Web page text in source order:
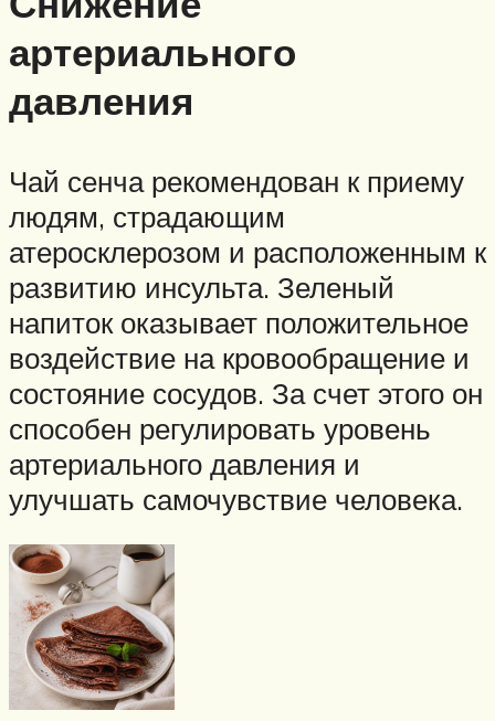
артериального
давления
Чай сенча рекомендован к приему
людям, страдающим
атеросклерозом и расположенным к
развитию инсульта. Зеленый
напиток оказывает положительное
воздействие на кровообращение и
состояние сосудов. За счет этого он
способен регулировать уровень
артериального давления и
улучшать самочувствие человека.